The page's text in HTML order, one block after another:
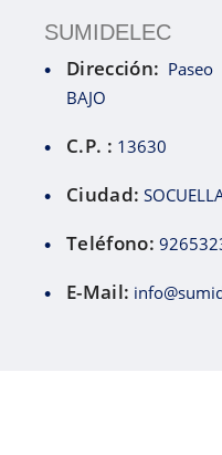
SUMIDELEC
Dirección:
BAJO
C.P. : 13630
Ciudad:
Teléfono:
E-Mail: